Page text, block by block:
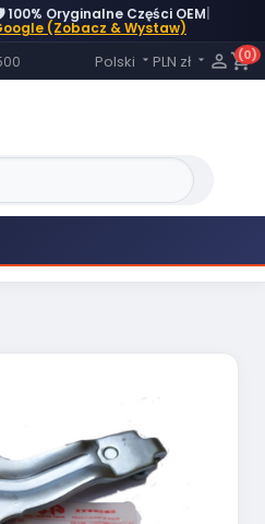
100% Oryginalne Części OEM
(Zobacz & Wystaw)
Język:
Polski  PLN zł   shopping_cart
(0)